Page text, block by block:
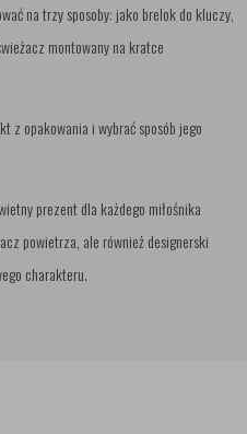
na trzy sposoby: jako brelok do kluczy,
montowany na kratce
z opakowania i wybrać sposób jego
prezent dla każdego miłośnika
powietrza, ale również designerski
charakteru.